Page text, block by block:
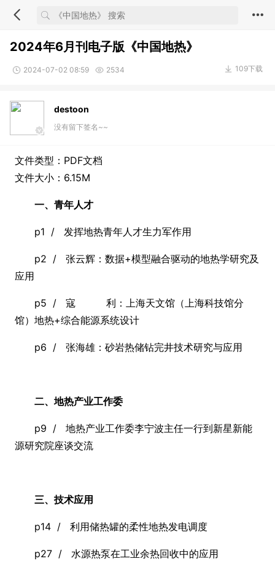
2024年6月刊电子版《中国地热》
2024-07-02 08:59 2534 109下载
destoon
没有留下签名~~
文件类型：PDF文档
文件大小：6.15M
一、青年人才
p1 / 发挥地热青年人才生力军作用
p2 / 张云辉：数据+模型融合驱动的地热学研究及
应用
p5 / 寇 利：上海天文馆（上海科技馆分
馆）地热+综合能源系统设计
p6 / 张海雄：砂岩热储钻完井技术研究与应用
二、地热产业工作委
p9 / 地热产业工作委李宁波主任一行到新星新能
源研究院座谈交流
三、技术应用
p14 / 利用储热罐的柔性地热发电调度
p27 / 水源热泵在工业余热回收中的应用